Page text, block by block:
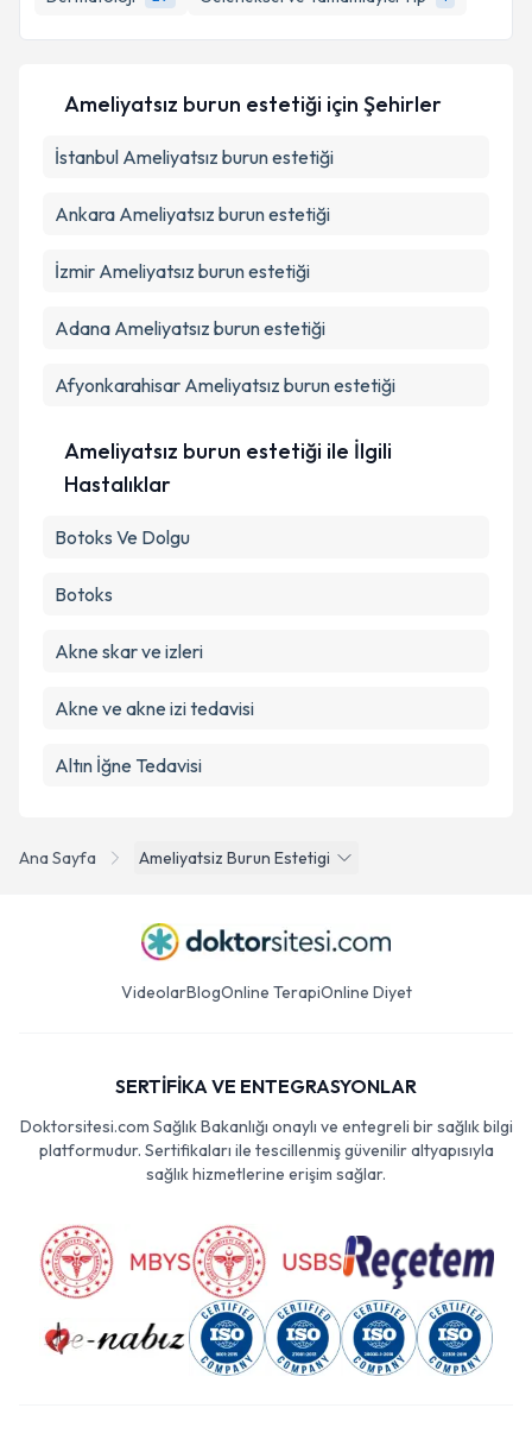
E-posta Adresiniz
Metni'ni okudum ve kişisel verilerimin belirtilen
Ana Sayfa Ameliyatsiz Burun Estetigi
Ameliyatsız burun estetiği için Şehirler
İstanbul Ameliyatsız burun estetiği
Ankara Ameliyatsız burun estetiği
İzmir Ameliyatsız burun estetiği
Adana Ameliyatsız burun estetiği
Afyonkarahisar Ameliyatsız burun estetiği
Ameliyatsız burun estetiği ile İlgili
Hastalıklar
Botoks Ve Dolgu
Botoks
Akne skar ve izleri
Akne ve akne izi tedavisi
Altın İğne Tedavisi
VideolarBlogOnline TerapiOnline Diyet
SERTİFİKA VE ENTEGRASYONLAR
Doktorsitesi.com Sağlık Bakanlığı onaylı ve entegreli bir sağlık bilgi
platformudur. Sertifikaları ile tescillenmiş güvenilir altyapısıyla
sağlık hizmetlerine erişim sağlar.